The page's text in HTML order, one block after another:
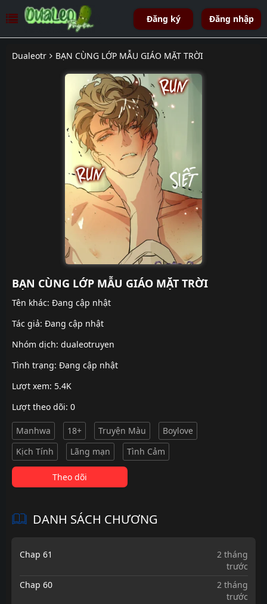
Đăng ký Đăng nhập
Dualeotr BẠN CÙNG LỚP MẪU GIÁO MẶT TRỜI
BẠN CÙNG LỚP MẪU GIÁO MẶT TRỜI
Tên khác: Đang cập nhật
Tác giả: Đang cập nhật
Nhóm dịch: dualeotruyen
Tình trạng: Đang cập nhật
Lượt xem: 5.4K
Lượt theo dõi: 0
Manhwa 18+ Truyện Màu
Boylove
Kịch Tính
Lãng mạn Tình Cảm
Theo dõi
DANH SÁCH CHƯƠNG
Chap 61
2 tháng
trước
Chap 60
2 tháng
trước